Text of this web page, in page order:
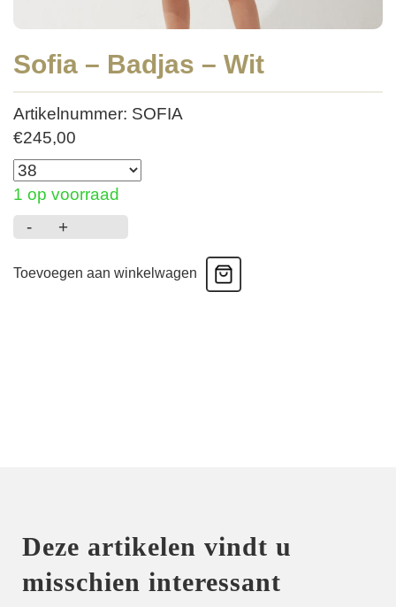
Sofia – Badjas – Wit
Artikelnummer: SOFIA
€245,00
1 op voorraad
-
Sofia
Badjas
+
Toevoegen aan winkelwagen
Deze artikelen vindt u
misschien interessant